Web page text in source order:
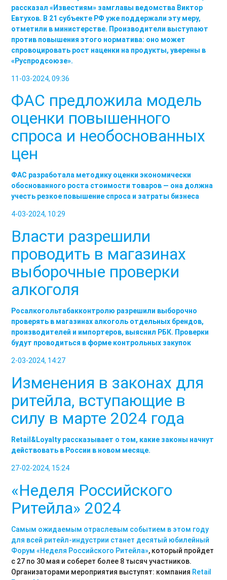
рассказал «Известиям» замглавы ведомства Виктор
Евтухов. В 21 субъекте РФ уже поддержали эту меру,
отметили в министерстве. Производители выступают
против повышения этого норматива: оно может
спровоцировать рост наценки на продукты, уверены в
«Руспродсоюзе».
11-03-2024, 09:36
ФАС предложила модель
оценки повышенного
спроса и необоснованных
цен
ФАС разработала методику оценки экономически
обоснованного роста стоимости товаров — она должна
учесть резкое повышение спроса и затраты бизнеса
4-03-2024, 10:29
Власти разрешили
проводить в магазинах
выборочные проверки
алкоголя
Росалкогольтабакконтролю разрешили выборочно
проверять в магазинах алкоголь отдельных брендов,
производителей и импортеров, выяснил РБК. Проверки
будут проводиться в форме контрольных закупок
2-03-2024, 14:27
Изменения в законах для
ритейла, вступающие в
силу в марте 2024 года
Retail&Loyalty рассказывает о том, какие законы начнут
действовать в России в новом месяце.
27-02-2024, 15:24
«Неделя Российского
Ритейла» 2024
Самым ожидаемым отраслевым событием в этом году
для всей ритейл-индустрии станет десятый юбилейный
Форум«Неделя Российского Ритейла», который пройдет
с 27 по 30 мая и соберет более 8 тысяч участников.
Организаторами мероприятия выступят: компания Retail